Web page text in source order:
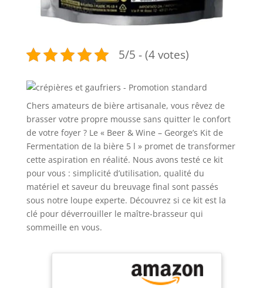
5/5 - (4 votes)
Chers amateurs de bière artisanale, vous rêvez de
brasser votre propre mousse sans quitter le confort
de votre foyer ? Le « Beer & Wine – George’s Kit de
Fermentation de la bière 5 l » promet de transformer
cette aspiration en réalité. Nous avons testé ce kit
pour vous : simplicité d’utilisation, qualité du
matériel et saveur du breuvage final sont passés
sous notre loupe experte. Découvrez si ce kit est la
clé pour déverrouiller le maître-brasseur qui
sommeille en vous.